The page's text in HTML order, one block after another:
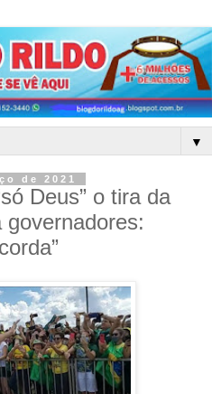
▼
de 2021
Deus” o tira da